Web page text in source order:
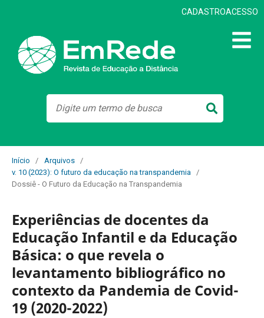
CADASTROACESSO
Início / Arquivos
/
v. 10 (2023): O futuro da educação na transpandemia
/
Dossiê - O Futuro da Educação na Transpandemia
Experiências de docentes da
Educação Infantil e da Educação
Básica: o que revela o
levantamento bibliográfico no
contexto da Pandemia de Covid-
19 (2020-2022)